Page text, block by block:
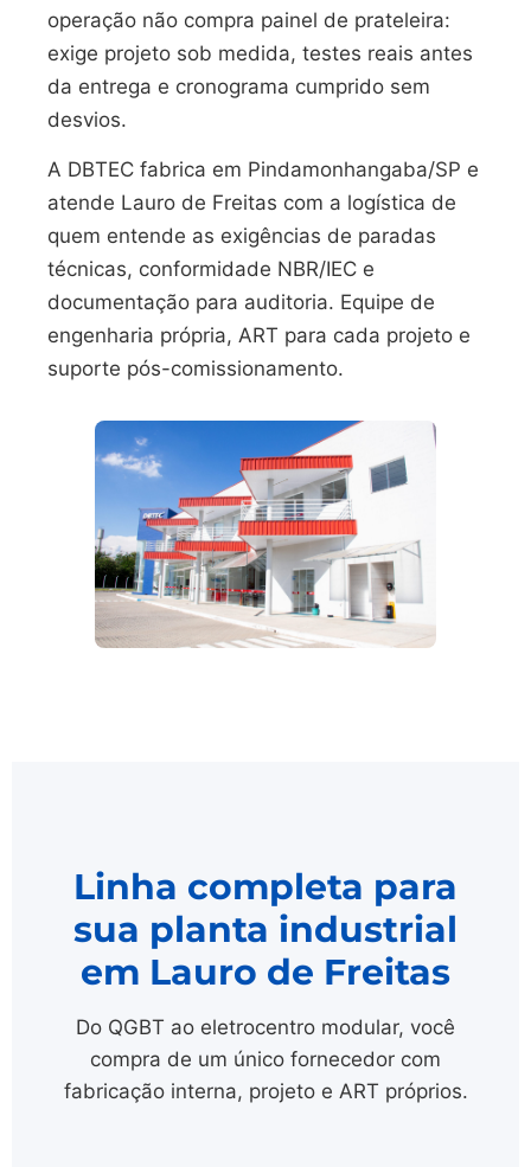
operação não compra painel de prateleira:
exige projeto sob medida, testes reais antes
da entrega e cronograma cumprido sem
desvios.
A DBTEC fabrica em Pindamonhangaba/SP e
atende Lauro de Freitas com a logística de
quem entende as exigências de paradas
técnicas, conformidade NBR/IEC e
documentação para auditoria. Equipe de
engenharia própria, ART para cada projeto e
suporte pós-comissionamento.
Linha completa para
sua planta industrial
em Lauro de Freitas
Do QGBT ao eletrocentro modular, você
compra de um único fornecedor com
fabricação interna, projeto e ART próprios.